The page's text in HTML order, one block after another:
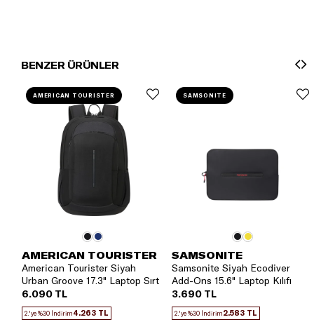
BENZER ÜRÜNLER
AMERICAN TOURISTER
American Tourister Siyah
Urban Groove 17.3" Laptop Sırt
Çantası
6.090 TL
2.'ye %30 İndirim4.263 TL
AMERICAN TOURISTER
SAMSONITE
Samsonite Siyah Ecodiver
Add-Ons 15.6" Laptop Kılıfı
3.690 TL
2.'ye %30 İndirim2.583 TL
SAMSONITE